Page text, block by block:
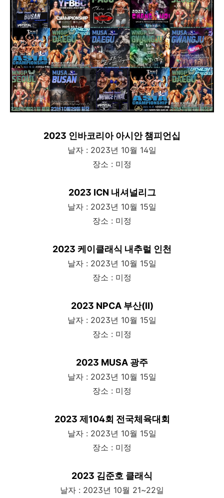
2023 인바코리아 아시안 챔피언십
날자 : 2023년 10월 14일
장소 : 미정
2023 ICN 내셔널리그
날자 : 2023년 10월 15일
장소 : 미정
2023 케이클래식 내추럴 인천
날자 : 2023년 10월 15일
장소 : 미정
2023 NPCA 부산(Ⅱ)
날자 : 2023년 10월 15일
장소 : 미정
2023 MUSA 광주
날자 : 2023년 10월 15일
장소 : 미정
2023 제104회 전국체육대회
날자 : 2023년 10월 15일
장소 : 미정
2023 김준호 클래식
날자 : 2023년 10월 21~22일